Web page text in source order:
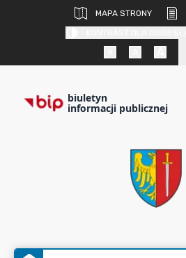
MAPA STRONY
biuletyn
informacji publicznej